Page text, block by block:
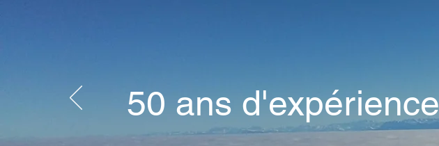
50 ans d'expérience